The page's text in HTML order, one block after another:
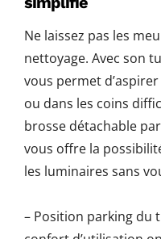
Ne laissez pas les
nettoyage. Avec son
vous permet
ou dans les coins
brosse détachable
vous offre la
les luminaires sans
– Position parking du